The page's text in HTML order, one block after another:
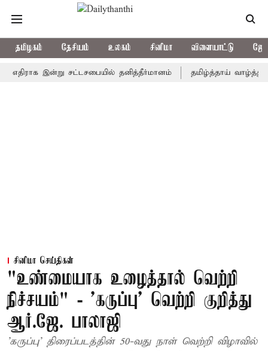
தமிழகம் தேசியம் உலகம் சினிமா விளையாட்டு
இன்று சட்டசபையில் தனித்தீர்மானம் தமிழ்த்தாய் வாழ்த்து
சினிமா செய்திகள்
"உண்மையாக உழைத்தால் வெற்றி
நிச்சயம்" - 'கருப்பு' வெற்றி குறித்து
ஆர்.ஜே. பாலாஜி
'கருப்பு' திரைப்படத்தின் 50-வது நாள் வெற்றி விழாவில்